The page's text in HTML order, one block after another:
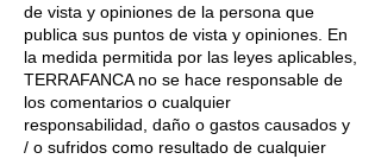
de vista y opiniones de la persona que
publica sus puntos de vista y opiniones. En
la medida permitida por las leyes aplicables,
TERRAFANCA no se hace responsable de
los comentarios o cualquier
responsabilidad, daño o gastos causados y
/ o sufridos como resultado de cualquier